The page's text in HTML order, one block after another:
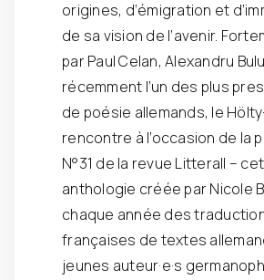
origines, d’émigration et
de sa vision de l’avenir.
par Paul Celan, Alexandru
récemment l’un des plus
de poésie allemands, le
rencontre à l’occasion de la
N°31 de la revue Litterall –
anthologie créée par Nicole
chaque année des
françaises de textes
jeunes auteur·e·s